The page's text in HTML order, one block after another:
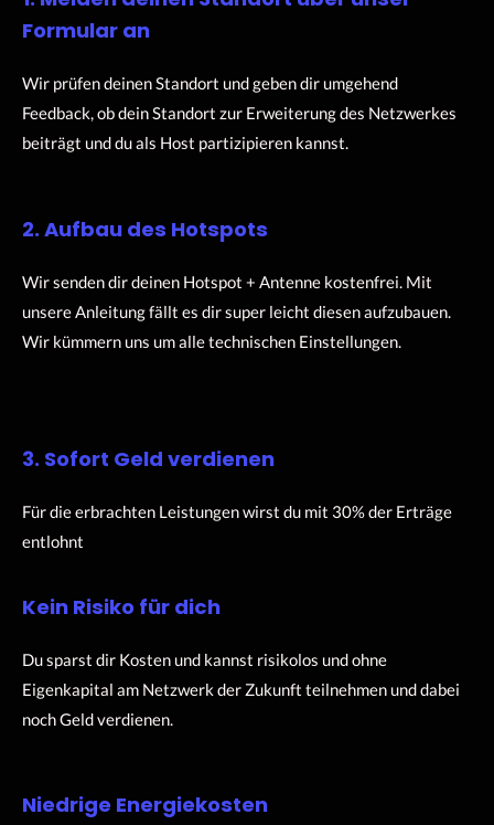
Formular an
Wir prüfen deinen Standort und geben dir umgehend
Feedback, ob dein Standort zur Erweiterung des Netzwerkes
beiträgt und du als Host partizipieren kannst.
2. Aufbau des Hotspots
Wir senden dir deinen Hotspot + Antenne kostenfrei. Mit
unsere Anleitung fällt es dir super leicht diesen aufzubauen.
Wir kümmern uns um alle technischen Einstellungen.
3. Sofort Geld verdienen
Für die erbrachten Leistungen wirst du mit 30% der Erträge
entlohnt
Kein Risiko für dich
Du sparst dir Kosten und kannst risikolos und ohne
Eigenkapital am Netzwerk der Zukunft teilnehmen und dabei
noch Geld verdienen.
Niedrige Energiekosten